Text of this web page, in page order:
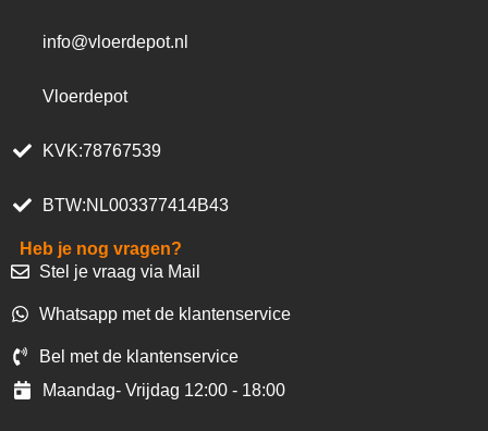
info@vloerdepot.nl
Vloerdepot
KVK:78767539
BTW:NL003377414B43
Heb je nog vragen?
Stel je vraag via Mail
Whatsapp met de klantenservice
Bel met de klantenservice
Maandag- Vrijdag 12:00 - 18:00